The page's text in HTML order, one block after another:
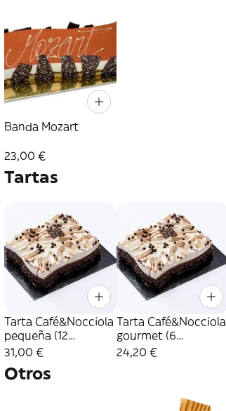
Banda Mozart
23,00 €
Tartas
Tarta Café&Nocciola
pequeña (12
Raciones)
31,00 €
Tarta Café&Nocciola
gourmet (6
Raciones)
24,20 €
Otros